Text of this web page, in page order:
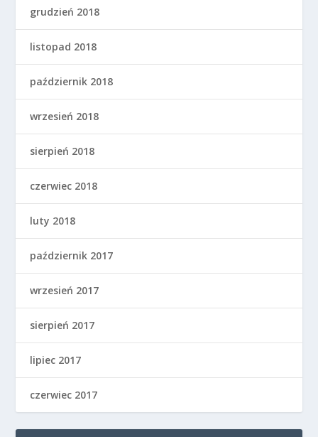
grudzień 2018
listopad 2018
październik 2018
wrzesień 2018
sierpień 2018
czerwiec 2018
luty 2018
październik 2017
wrzesień 2017
sierpień 2017
lipiec 2017
czerwiec 2017